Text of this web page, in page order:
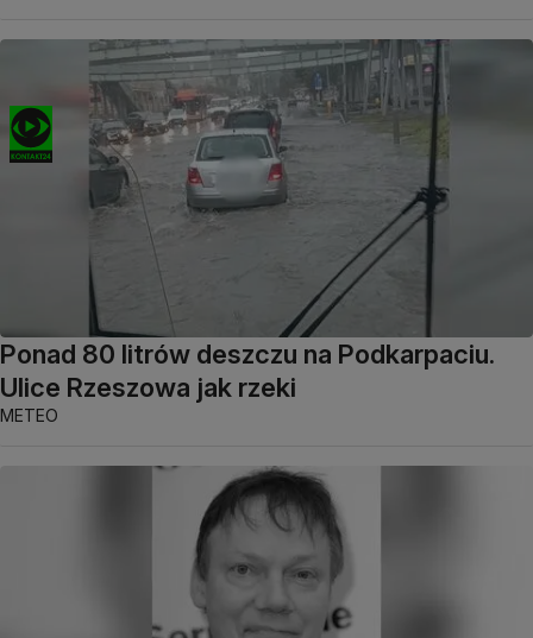
Ponad 80 litrów deszczu na Podkarpaciu.
Ulice Rzeszowa jak rzeki
METEO